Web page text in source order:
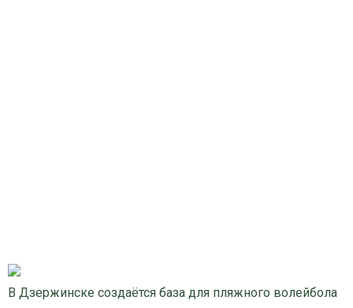
В Дзержинске создаётся база для пляжного волейбола